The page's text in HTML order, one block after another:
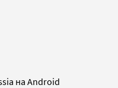
на Android